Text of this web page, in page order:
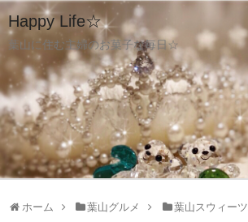
Happy Life☆
葉山に住む主婦のお菓子な毎日☆
ホーム 葉山グルメ 葉山スウィーツ